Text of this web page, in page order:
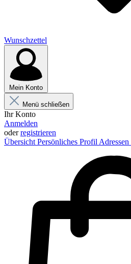
Wunschzettel
Mein Konto
Menü schließen
Ihr Konto
Anmelden
oderregistrieren
Übersicht Persönliches Profil Adressen